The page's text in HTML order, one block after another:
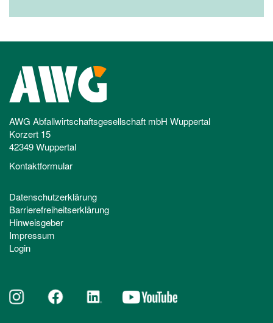
AWG Abfallwirtschaftsgesellschaft mbH Wuppertal
Korzert 15
42349 Wuppertal
Kontaktformular
Datenschutzerklärung
Barrierefreiheitserklärung
Hinweisgeber
Impressum
Login